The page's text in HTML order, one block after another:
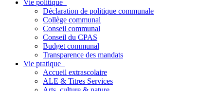
Vie politique
Déclaration de politique communale
Collège communal
Conseil communal
Conseil du CPAS
Budget communal
Transparence des mandats
Vie pratique
Accueil extrascolaire
ALE & Titres Services